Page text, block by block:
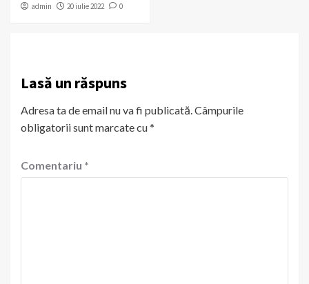
admin 20 iulie 2022 0
Lasă un răspuns
Adresa ta de email nu va fi publicată.Câmpurile
obligatorii sunt marcate cu*
Comentariu *